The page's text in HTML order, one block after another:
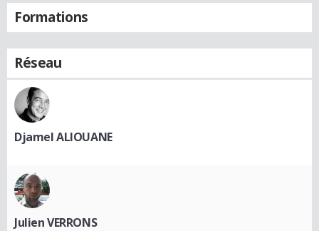
Formations
Réseau
Djamel ALIOUANE
Julien VERRONS